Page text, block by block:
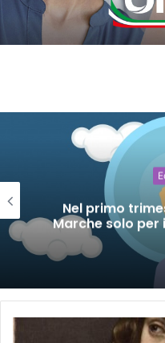
Nel primo
Marche solo